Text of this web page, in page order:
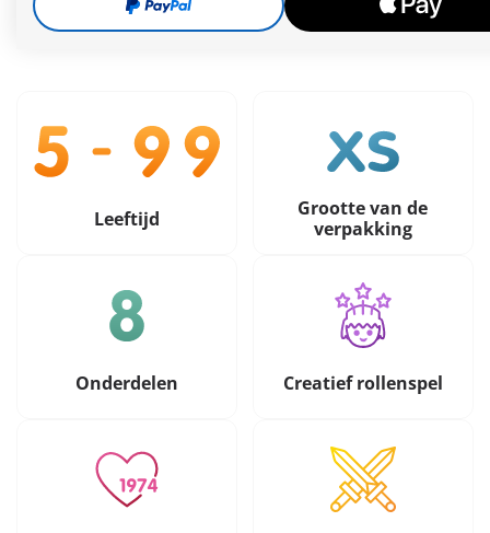
8,99 €
incl. btwplus verzendkosten
Leeftijd
Grootte van de
verpakking
Onderdelen Creatief rollenspel